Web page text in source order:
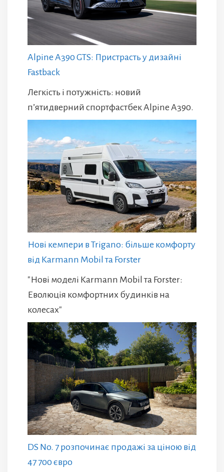
Alpine A390 GTS: Пристрасть у дизайні
Fastback
Легкість і потужність: новий
п’ятидверний спортфастбек Alpine A390.
Нові кемпери в Trigano: більше комфорту
від Karmann Mobil та Forster
"Нові моделі Karmann Mobil та Forster:
Еволюція комфортних будинків на
колесах"
DS No. 7 розпочинає продажі за ціною від
47 700 євро